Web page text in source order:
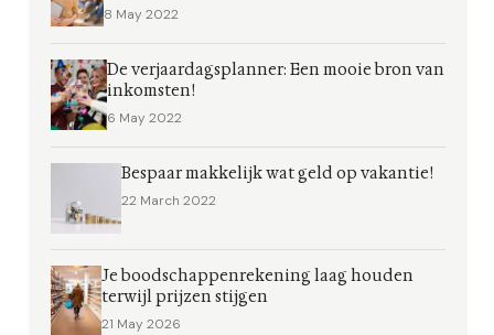
8 May 2022
De verjaardagsplanner: Een mooie bron van
inkomsten!
6 May 2022
Bespaar makkelijk wat geld op vakantie!
22 March 2022
Je boodschappenrekening laag houden
terwijl prijzen stijgen
21 May 2026